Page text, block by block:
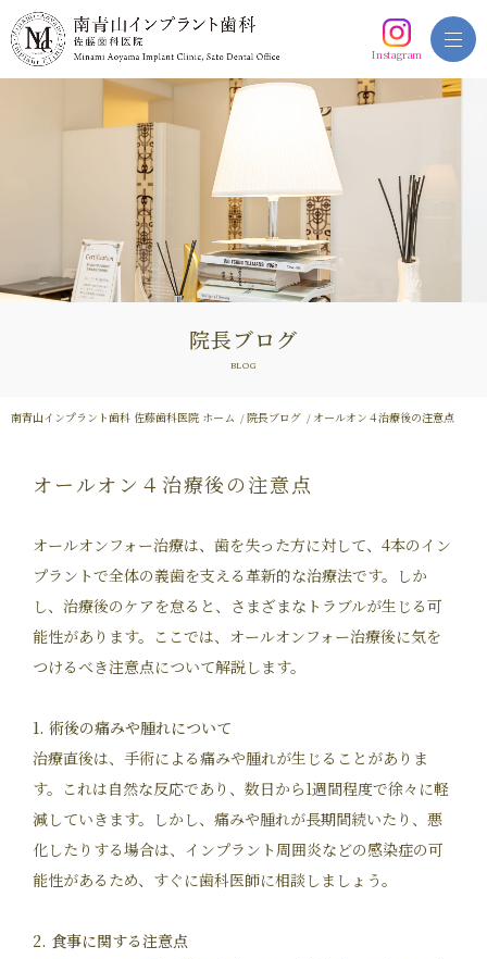
Instagram
院長ブログ
BLOG
南青山インプラント歯科 佐藤歯科医院 ホーム 院長ブログ オールオン４治療後の注意点
オールオン４治療後の注意点
オールオンフォー治療は、歯を失った方に対して、4本のイン
プラントで全体の義歯を支える革新的な治療法です。しか
し、治療後のケアを怠ると、さまざまなトラブルが生じる可
能性があります。ここでは、オールオンフォー治療後に気を
つけるべき注意点について解説します。
1. 術後の痛みや腫れについて
治療直後は、手術による痛みや腫れが生じることがありま
す。これは自然な反応であり、数日から1週間程度で徐々に軽
減していきます。しかし、痛みや腫れが長期間続いたり、悪
化したりする場合は、インプラント周囲炎などの感染症の可
能性があるため、すぐに歯科医師に相談しましょう。
2. 食事に関する注意点